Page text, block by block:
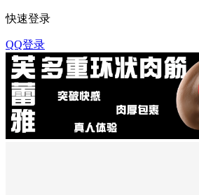
快速登录
QQ登录